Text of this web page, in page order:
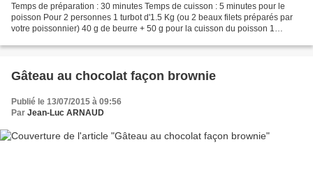
Temps de préparation : 30 minutes Temps de cuisson : 5 minutes pour le
poisson Pour 2 personnes 1 turbot d'1.5 Kg (ou 2 beaux filets préparés par
votre poissonnier) 40 g de beurre + 50 g pour la cuisson du poisson 1
Gâteau au chocolat façon brownie
Publié le 13/07/2015 à 09:56
Par Jean-Luc ARNAUD